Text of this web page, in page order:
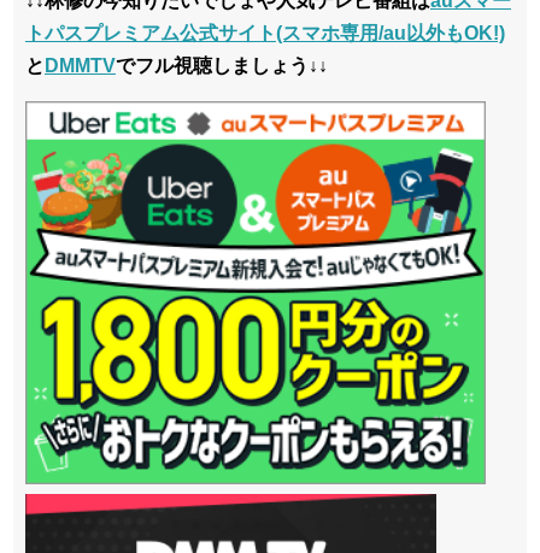
トパスプレミアム公式サイト(スマホ専用/au以外もOK!)
と DMMTVでフル視聴しましょう↓↓